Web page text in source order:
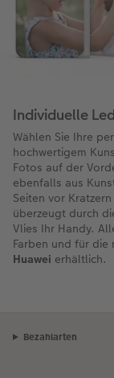
Individuelle
Wählen Sie Ihre
hochwertigem
Fotos auf der
ebenfalls aus
Seiten vor
überzeugt durch
Vlies Ihr Handy.
Farben und für
Huawei erhältlich.
Bezahlarten